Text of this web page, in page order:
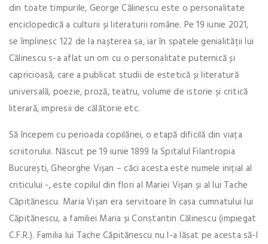
din toate timpurile, George Călinescu este o personalitate
enciclopedică a culturii și literaturii române. Pe 19 iunie 2021,
se împlinesc 122 de la nașterea sa, iar în spatele genialității lui
Călinescu s-a aflat un om cu o personalitate puternică și
capricioasă, care a publicat studii de estetică și literatură
universală, poezie, proză, teatru, volume de istorie și critică
literară, impresii de călătorie etc.
Să începem cu perioada copilăriei, o etapă dificilă din viața
scriitorului. Născut pe 19 iunie 1899 la Spitalul Filantropia
București, Gheorghe Vișan – căci acesta este numele inițial al
criticului -, este copilul din flori al Mariei Vișan și al lui Tache
Căpitănescu. Maria Vișan era servitoare în casa cumnatului lui
Căpitănescu, a familiei Maria și Constantin Călinescu (impiegat
C.F.R.). Familia lui Tache Căpitănescu nu l-a lăsat pe acesta să-l